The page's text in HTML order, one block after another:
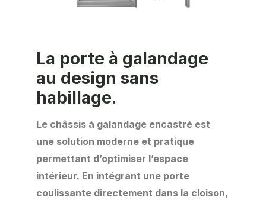
La porte à galandage
au design sans
habillage.
Le châssis à galandage encastré est
une solution moderne et pratique
permettant d’optimiser l’espace
intérieur. En intégrant une porte
coulissante directement dans la cloison,